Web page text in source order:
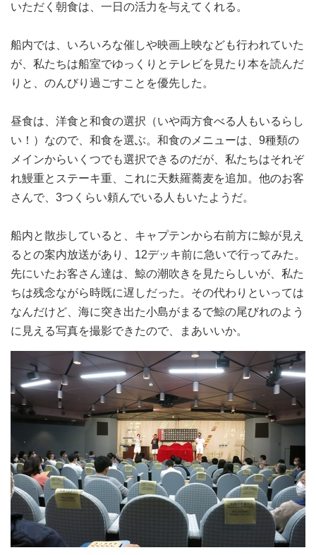
いただく朝食は、一日の活力を与えてくれる。
船内では、いろいろな催しや映画上映なども行われていた
が、私たちは船室でゆっくりとテレビを見たり本を読んだ
りと、のんびり過ごすことを優先した。
昼食は、洋食と和食の選択（いや両方食べる人もいるらし
い！）なので、和食を選ぶ。和食のメニューは、9種類の
メインからいくつでも選択できるのだが、私たちはそれぞ
れ鰻重とステーキ重、これに天麩羅蕎麦を追加。他のお客
さんで、3つくらい頼んでいる人もいたようだ。
船内と散歩していると、キャプテンから右前方に鯨が見え
るとの案内放送があり、12デッキ前に急いで行ってみた。
先にいたお客さん達は、鯨の潮吹きを見たらしいが、私た
ちは残念ながら時既に遅しだった。その代わりといっては
なんだけど、海に突き出た小島がまるで鯨の尾びれのよう
に見える写真を撮影できたので、まあいいか。